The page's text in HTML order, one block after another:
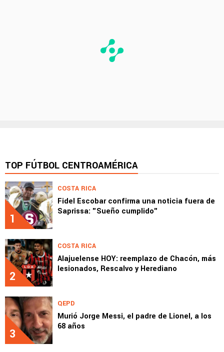
TOP FÚTBOL CENTROAMÉRICA
1
COSTA RICA
Fidel Escobar confirma una noticia fuera de
Saprissa: "Sueño cumplido"
2
COSTA RICA
Alajuelense HOY: reemplazo de Chacón, más
lesionados, Rescalvo y Herediano
3
QEPD
Murió Jorge Messi, el padre de Lionel, a los
68 años